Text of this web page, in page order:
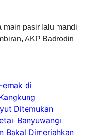
main pasir lalu mandi
AKP Badrodin
emak di
Ditemukan
Banyuwangi
Bakal Dimeriahkan